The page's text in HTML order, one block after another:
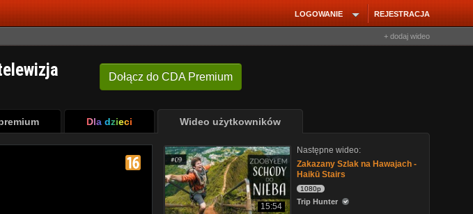
REJESTRACJA
LOGOWANIE
+ dodaj wideo
Dołącz do CDA Premium
Dla dzieci Wideo użytkowników
15:54
Następne wideo:
Zakazany Szlak na Hawajach -
Haikū Stairs
1080p
Trip Hunter